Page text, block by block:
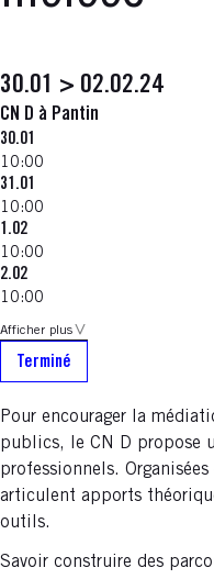
30.01 > 02.02.24
CN D à Pantin
30.01
10:00
31.01
10:00
1.02
10:00
2.02
10:00
Afficher plus
Terminé
Pour encourager la
publics, le CN D propose
professionnels.
articulent apports
outils.
Savoir construire des